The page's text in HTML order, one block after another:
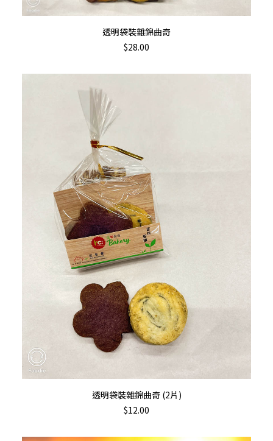
加入購物車
透明袋裝雜錦曲奇
$28.00
加入購物車
透明袋裝雜錦曲奇 (2片)
$12.00